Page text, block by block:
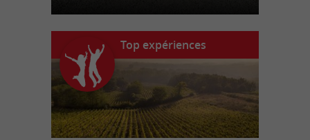
Top expériences